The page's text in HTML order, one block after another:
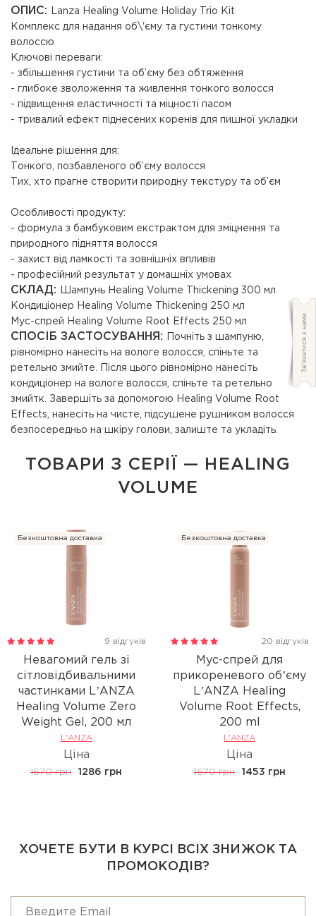
ОПИС:
Lanza Healing Volume Holiday Trio Kit
Комплекс для надання об\'єму та густини тонкому
волоссю
Ключові переваги:
- збільшення густини та об’єму без обтяження
- глибоке зволоження та живлення тонкого волосся
- підвищення еластичності та міцності пасом
- тривалий ефект піднесених коренів для пишної укладки
Ідеальне рішення для:
Тонкого, позбавленого об’єму волосся
Тих, хто прагне створити природну текстуру та об’єм
Особливості продукту:
- формула з бамбуковим екстрактом для зміцнення та
природного підняття волосся
- захист від ламкості та зовнішніх впливів
- професійний результат у домашніх умовах
СКЛАД:
Шампунь Healing Volume Thickening 300 мл
Кондиціонер Healing Volume Thickening 250 мл
Мус-спрей Healing Volume Root Effects 250 мл
СПОСІБ ЗАСТОСУВАННЯ:
Почніть з шампуню,
рівномірно нанесіть на вологе волосся, спіньте та
ретельно змийте. Після цього рівномірно нанесіть
кондиціонер на вологе волосся, спіньте та ретельно
змийтк. Завершіть за допомогою Healing Volume Root
Effects, нанесіть на чисте, підсушене рушником волосся
безпосередньо на шкіру голови, залиште та укладіть.
ТОВАРИ З СЕРІЇ — HEALING
VOLUME
Безкоштовна доставка
9 відгуків
Невагомий гель зі
сітловідбивальними
частинками LʼANZA
Healing Volume Zero
Weight Gel, 200 мл
L'ANZA
Ціна
1670 грн 1286 грн
Безкоштовна доставка
20 відгуків
Мус-спрей для
прикореневого обʼєму
LʼANZA Healing
Volume Root Effects,
200 ml
L'ANZA
Ціна
1670 грн 1453 грн
ХОЧЕТЕ БУТИ В КУРСІ ВСІХ ЗНИЖОК ТА
ПРОМОКОДІВ?